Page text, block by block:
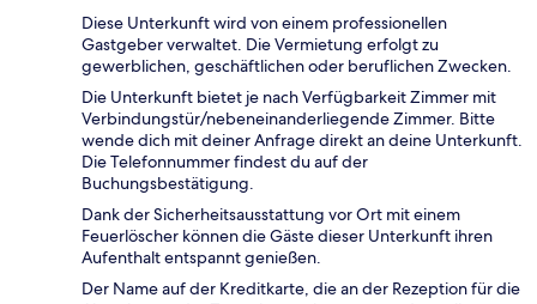
Diese Unterkunft wird von einem professionellen
Gastgeber verwaltet. Die Vermietung erfolgt zu
gewerblichen, geschäftlichen oder beruflichen Zwecken.
Die Unterkunft bietet je nach Verfügbarkeit Zimmer mit
Verbindungstür/nebeneinanderliegende Zimmer. Bitte
wende dich mit deiner Anfrage direkt an deine Unterkunft.
Die Telefonnummer findest du auf der
Buchungsbestätigung.
Dank der Sicherheitsausstattung vor Ort mit einem
Feuerlöscher können die Gäste dieser Unterkunft ihren
Aufenthalt entspannt genießen.
Der Name auf der Kreditkarte, die an der Rezeption für die